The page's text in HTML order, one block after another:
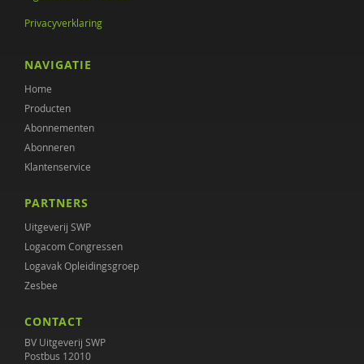
Privacyverklaring
NAVIGATIE
Home
Producten
Abonnementen
Abonneren
Klantenservice
PARTNERS
Uitgeverij SWP
Logacom Congressen
Logavak Opleidingsgroep
Zesbee
CONTACT
BV Uitgeverij SWP
Postbus 12010